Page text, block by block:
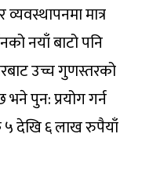
मात्र
नयाँ बाटो पनि
उच्च गुणस्तरको
पुन: प्रयोग गर्न
५ देखि ६ लाख रुपैयाँ